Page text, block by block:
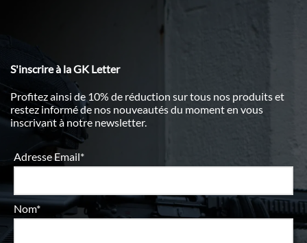
S'inscrire à la GK Letter
Profitez ainsi de 10% de réduction sur tous nos produits et
restez informé de nos nouveautés du moment en vous
inscrivant à notre newsletter.
Adresse Email*
Nom*